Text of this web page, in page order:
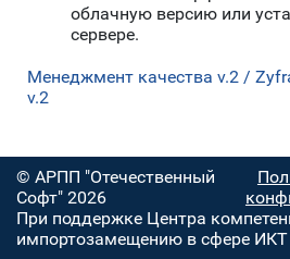
облачную версию или
сервере.
Менеджмент качества v.2 /
v.2
© АРПП "Отечественный
Софт" 2026
При поддержке Центра
импортозамещению в сфере ИКТ